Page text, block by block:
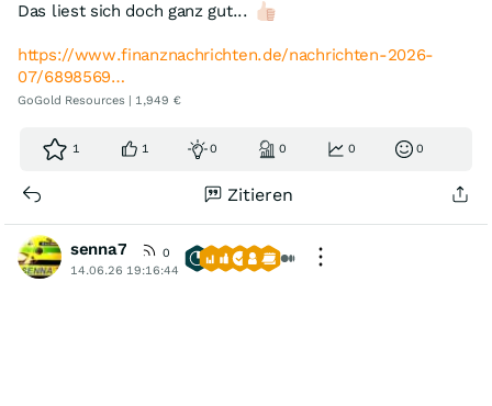
Das liest sich doch ganz gut...
https://www.finanznachrichten.de/nachrichten-2026-
07/6898569…
GoGold Resources | 1,949 €
1 1 0 0 0 0
Zitieren
senna7
0
14.06.26 19:16:44